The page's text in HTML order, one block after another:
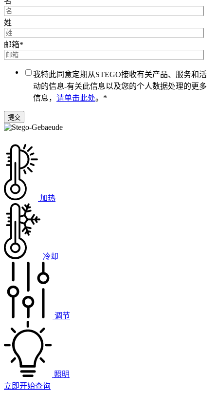
姓
邮箱*
我特此同意定期从STEGO接收有关产品、服务和活
动的信息-有关此信息以及您的个人数据处理的更多
信息， 请单击此处。 *
加热
冷却
调节
照明
立即开始查询